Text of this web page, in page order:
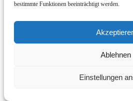
bestimmte Funktionen beeinträchtigt werden.
Ablehnen
Einstellungen